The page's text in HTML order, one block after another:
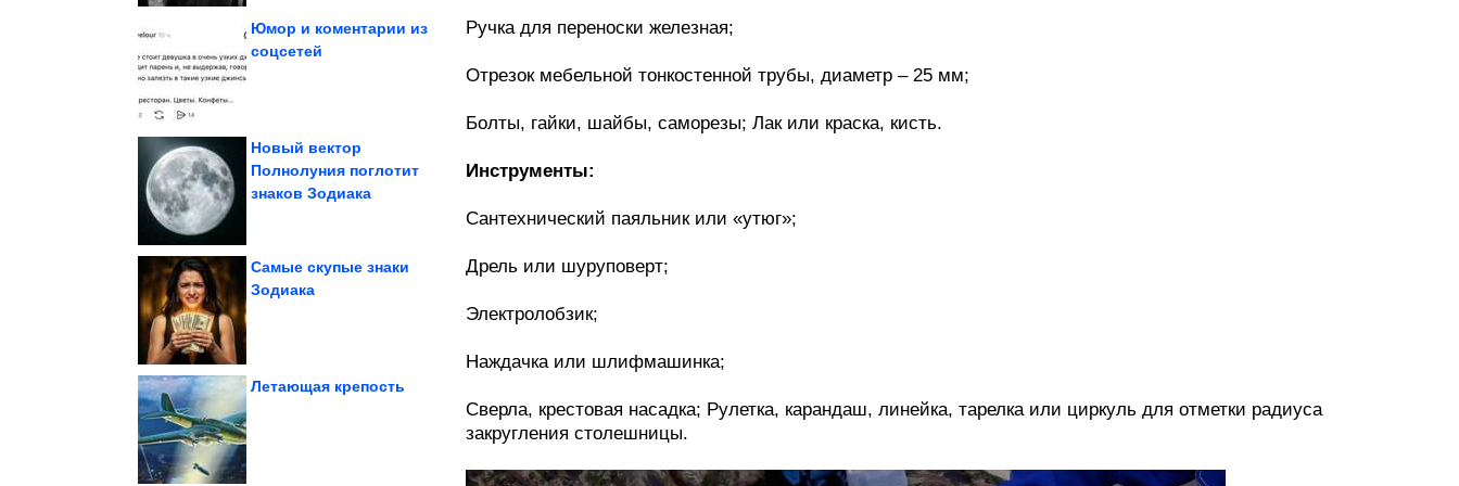
Юмор и коментарии из
соцсетей
Новый вектор
Полнолуния поглотит
знаков Зодиака
Самые скупые знаки
Зодиака
Летающая крепость
19-летняя девушка
Ручка для переноски железная;
Отрезок мебельной тонкостенной трубы, диаметр – 25 мм;
Болты, гайки, шайбы, саморезы; Лак или краска, кисть.
Инструменты:
Сантехнический паяльник или «утюг»;
Дрель или шуруповерт;
Электролобзик;
Наждачка или шлифмашинка;
Сверла, крестовая насадка; Рулетка, карандаш, линейка, тарелка или циркуль для отметки радиуса
закругления столешницы.